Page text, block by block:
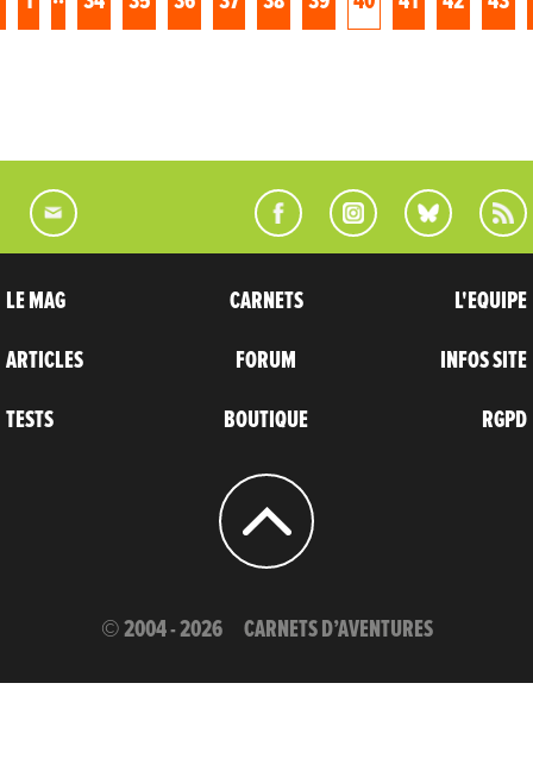
LE MAG
ARTICLES
TESTS
CARNETS
FORUM
BOUTIQUE
L'EQUIPE
INFOS SITE
RGPD
© 2004 - 2026 CARNETS D’AVENTURES